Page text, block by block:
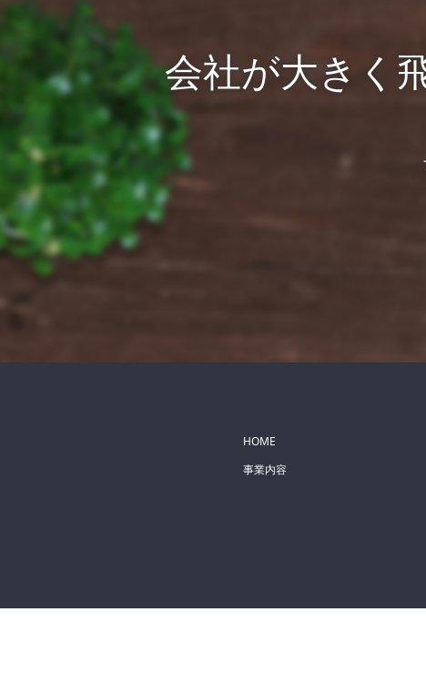
会社が大きく
HOME
事業内容